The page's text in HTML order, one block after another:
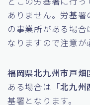
ありません。労基
の事業所がある場
なりますので注意が
福岡県北九州市戸畑
ある場合は「北九州
基署となります。